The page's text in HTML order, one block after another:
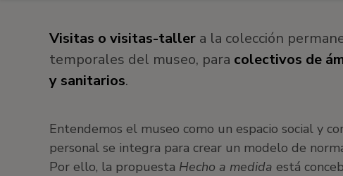
Visitas o visitas-taller a la colección
temporales del museo, para colectivos de
y sanitarios.
Entendemos el museo como un espacio social y
personal se integra para crear un modelo de
Por ello, la propuesta Hecho a medida está